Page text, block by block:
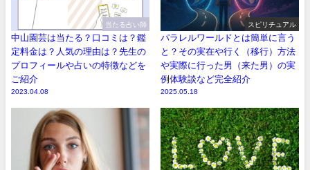
当たる占い師
中山園芸は当たる？口コミは？鑑
定料金は？人気の理由は？先生の
プロフィールや占いの特徴などを
ご紹介
2023.04.08
スピリチュアル
パラレルワールドとは簡単に言う
と？その実在や行く（移行）方法
や実際に行った男（来た男）の実
例体験談など完全紹介
2025.05.18